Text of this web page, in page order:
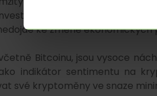
před dalším poklesem.
ke změně ekonomických
Bitcoinu, jsou vysoce
indikátor sentimentu na
své kryptoměny ve snaze